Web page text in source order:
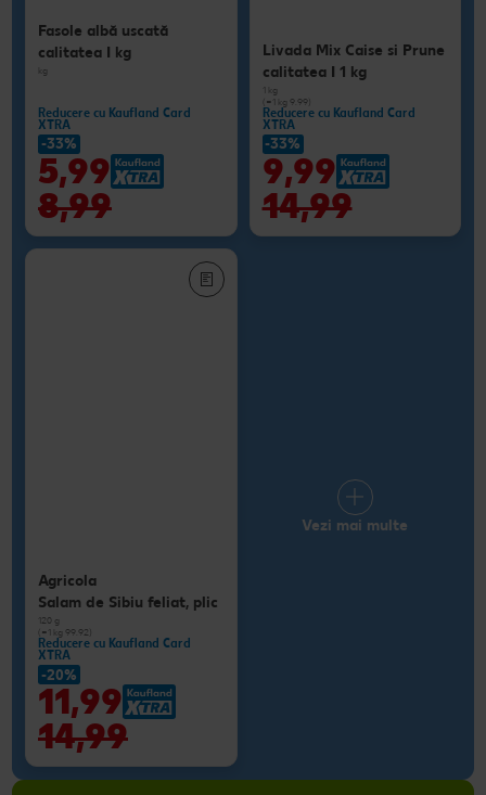
Fasole albă uscată
calitatea I kg
kg
Reducere cu Kaufland Card
XTRA
-33%
5,99
8,99
Livada Mix Caise si Prune
calitatea I 1 kg
1 kg
(=1 kg 9.99)
Reducere cu Kaufland Card
XTRA
-33%
9,99
14,99
Agricola
Salam de Sibiu feliat, plic
120 g
(=1 kg 99.92)
Reducere cu Kaufland Card
XTRA
-20%
11,99
14,99
Vezi mai multe